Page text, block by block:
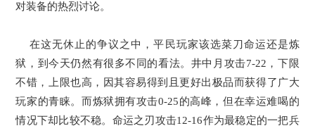
对装备的热烈讨论。
在这无休止的争议之中，平民玩家该选菜刀命运还是炼
狱，到今天仍然有很多不同的看法。井中月攻击7-22，下限
不错，上限也高，因其容易得到且更好出极品而获得了广大
玩家的青睐。而炼狱拥有攻击0-25的高峰，但在幸运难喝的
情况下却比较不稳。命运之刃攻击12-16作为最稳定的一把兵